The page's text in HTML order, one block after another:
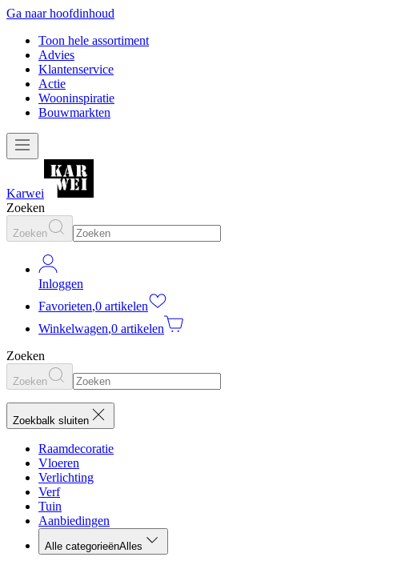
Ga naar hoofdinhoud
Toon hele assortiment
Advies
Klantenservice
Actie
Wooninspiratie
Bouwmarkten
Karwei
Zoeken
Zoeken
Inloggen
Favorieten,0 artikelen
Winkelwagen,0 artikelen
Zoeken
Zoeken
Zoekbalk sluiten
Raamdecoratie
Vloeren
Verlichting
Verf
Tuin
Aanbiedingen
Alle categorieënAlles